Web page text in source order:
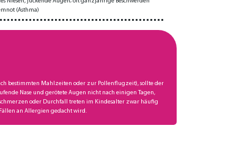
(Asthma)
be­stimm­ten Mahl­zei­ten oder zur Pol­len­flug­zeit), soll­te der
Na­se und ge­rö­te­te Au­gen nicht nach ei­ni­gen Ta­gen,
oder Durch­fall tre­ten im Kin­des­al­ter zwar häu­fig
an Al­ler­gien ge­dacht wird.